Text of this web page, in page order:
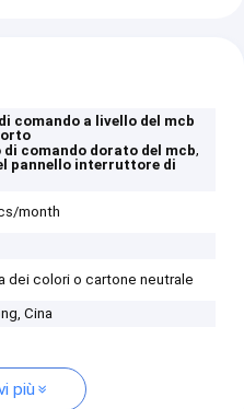
comando a livello del mcb
di comando dorato del mcb,
pannello interruttore di
month
dei colori o cartone neutrale
Cina
più